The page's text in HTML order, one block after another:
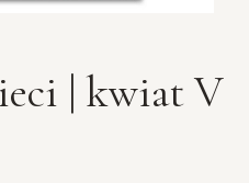
| kwiat V